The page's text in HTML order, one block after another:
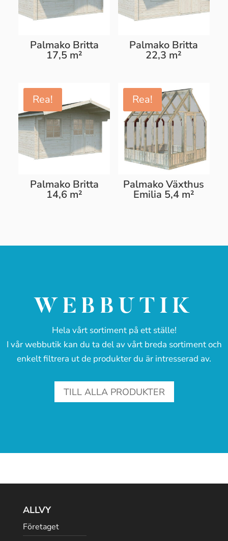
Palmako Britta
17,5 m²
Palmako Britta
22,3 m²
Rea!
Palmako Britta
14,6 m²
Rea!
Palmako Växthus
Emilia 5,4 m²
WEBBUTIK
Hela vårt sortiment på ett ställe!
I vår webbutik kan du ta del av vårt breda sortiment och
enkelt filtrera ut de produkter du är intresserad av.
TILL ALLA PRODUKTER
ALLVY
Företaget